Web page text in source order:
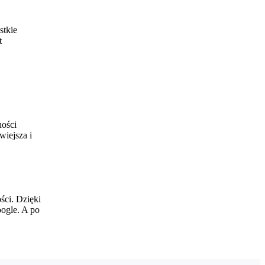
i
Dzięki
A po